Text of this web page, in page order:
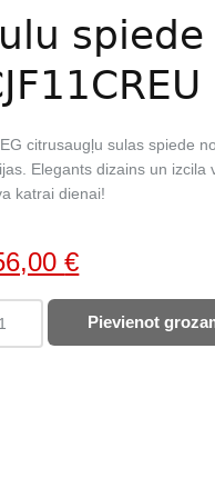
spiede
citrusaugļu sulas spiede
Elegants dizains un izcila
katrai dienai!
€Current
price
is:
Pievienot